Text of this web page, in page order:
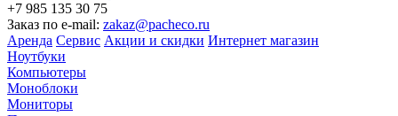
+7 985 135 30 75
Заказ по e-mail: zakaz@pacheco.ru
Аренда Сервис Акции и скидки Интернет магазин
Ноутбуки
Компьютеры
Моноблоки
Мониторы